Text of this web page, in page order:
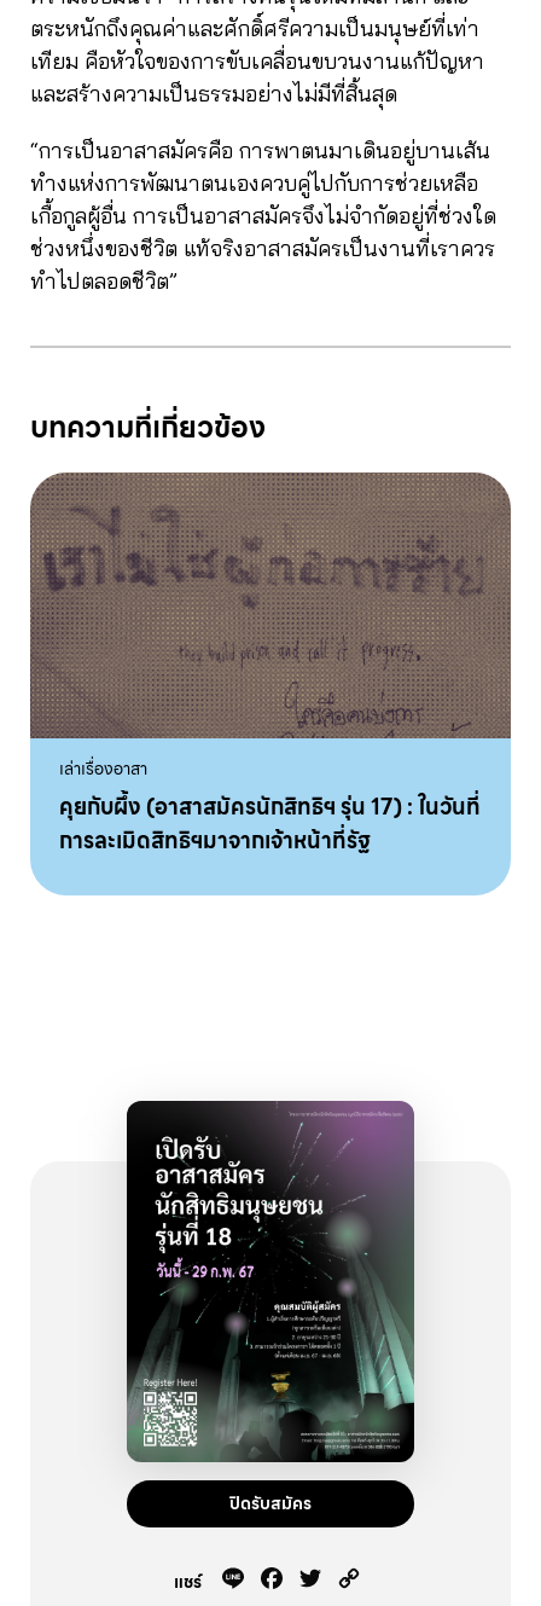
ปิดรับสมัคร
แชร์ Line Facebook
Twitter
ตระหนักถึงคุณค่าและศักดิ์ศรีความเป็นมนุษย์ที่เท่า
เทียม คือหัวใจของการขับเคลื่อนขบวนงานแก้ปัญหา
และสร้างความเป็นธรรมอย่างไม่มีที่สิ้นสุด
“การเป็นอาสาสมัครคือ การพาตนมาเดินอยู่บานเส้น
ทำงแห่งการพัฒนาตนเองควบคู่ไปกับการช่วยเหลือ
เกื้อกูลผู้อื่น การเป็นอาสาสมัครจึงไม่จำกัดอยู่ที่ช่วงใด
ช่วงหนึ่งของชีวิต แท้จริงอาสาสมัครเป็นงานที่เราควร
ทำไปตลอดชีวิต”
บทความที่เกี่ยวข้อง
เล่าเรื่องอาสา
คุยกับผึ้ง (อาสาสมัครนักสิทธิฯ รุ่น 17) : ในวันที่
การละเมิดสิทธิฯมาจากเจ้าหน้าที่รัฐ